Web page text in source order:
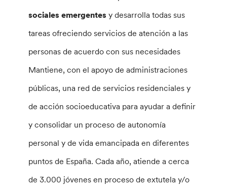
sociales emergentesy desarrolla todas sus
tareas ofreciendo servicios de atención a las
personas de acuerdo con sus necesidades
Mantiene, con el apoyo de administraciones
públicas, una red de servicios residenciales y
de acción socioeducativa para ayudar a definir
y consolidar un proceso de autonomía
personal y de vida emancipada en diferentes
puntos de España. Cada año, atiende a cerca
de 3.000 jóvenes en proceso de extutela y/o